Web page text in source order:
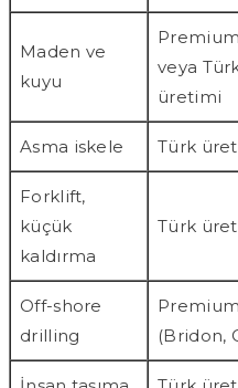
Maden ve
kuyu
veya
üretimi
Asma iskele Türk
Forklift,
küçük
kaldırma
Türk
Off-shore
drilling
(Bridon,